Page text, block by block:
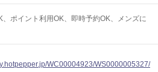
ポイント利用OK 即時予約OK
メンズに
WC00004923/WS0000005327/